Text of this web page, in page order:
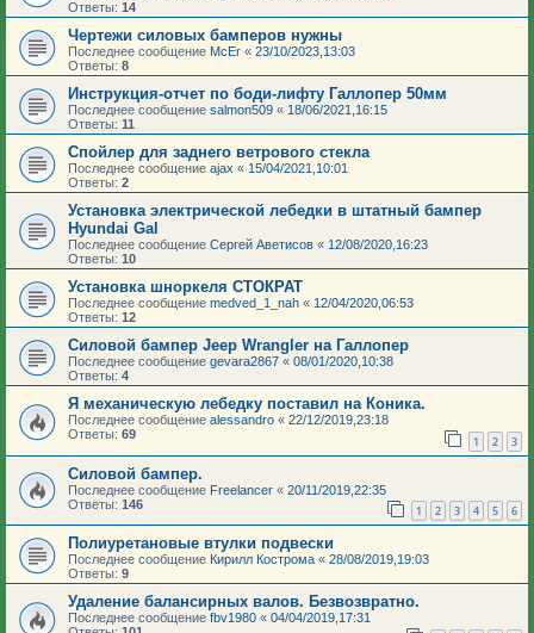
Ответы: 14
Чертежи силовых бамперов нужны
Последнее сообщение McEr « 23/10/2023,13:03
Ответы: 8
Инструкция-отчет по боди-лифту Галлопер 50мм
Последнее сообщение salmon509 « 18/06/2021,16:15
Ответы: 11
Спойлер для заднего ветрового стекла
Последнее сообщение ajax « 15/04/2021,10:01
Ответы: 2
Установка электрической лебедки в штатный бампер
Hyundai Gal
Последнее сообщение Сергей Аветисов « 12/08/2020,16:23
Ответы: 10
Установка шноркеля СТОКРАТ
Последнее сообщение medved_1_nah « 12/04/2020,06:53
Ответы: 12
Силовой бампер Jeep Wrangler на Галлопер
Последнее сообщение gevara2867 « 08/01/2020,10:38
Ответы: 4
Я механическую лебедку поставил на Коника.
Последнее сообщение alessandro « 22/12/2019,23:18
Ответы: 69 1 2 3
Силовой бампер.
Последнее сообщение Freelancer « 20/11/2019,22:35
Ответы: 146 1 2 3 4 5 6
Полиуретановые втулки подвески
Последнее сообщение Кирилл Кострома « 28/08/2019,19:03
Ответы: 9
Удаление балансирных валов. Безвозвратно.
Последнее сообщение fbv1980 « 04/04/2019,17:31